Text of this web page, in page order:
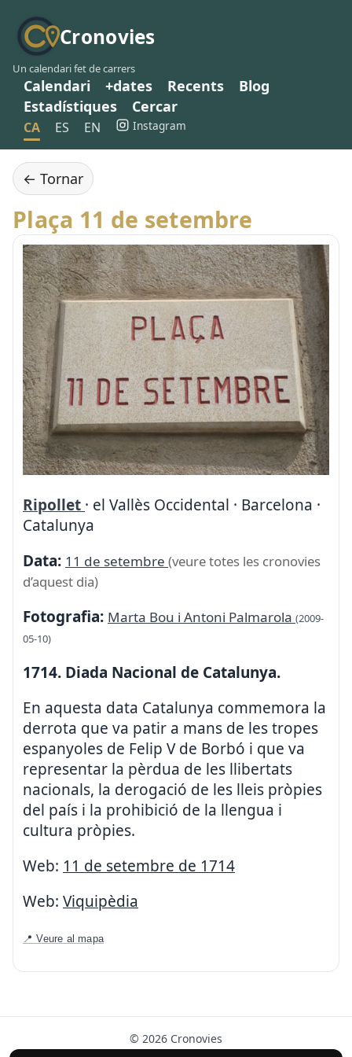
Cronovies
Un calendari fet de carrers
Calendari +dates Recents
Blog
Estadístiques
Cercar
CA ES EN Instagram
← Tornar
Plaça 11 de setembre
Ripollet · el Vallès Occidental · Barcelona ·
Catalunya
Data: 11 de setembre (veure totes les cronovies
d’aquest dia)
Fotografia: Marta Bou i Antoni Palmarola (2009-
05-10)
1714. Diada Nacional de Catalunya.
En aquesta data Catalunya commemora la
derrota que va patir a mans de les tropes
espanyoles de Felip V de Borbó i que va
representar la pèrdua de les llibertats
nacionals, la derogació de les lleis pròpies
del país i la prohibició de la llengua i
cultura pròpies.
Web: 11 de setembre de 1714
Web: Viquipèdia
📍 Veure al mapa
© 2026 Cronovies